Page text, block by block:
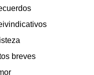
breves